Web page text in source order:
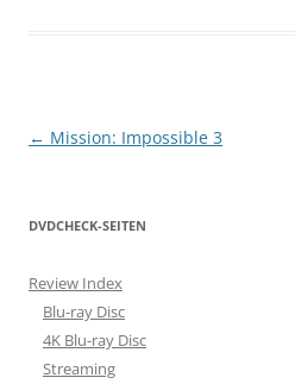
Beitragsnavigation
← Mission: Impossible 3
DVDCHECK-SEITEN
Review Index
Blu-ray Disc
4K Blu-ray Disc
Streaming